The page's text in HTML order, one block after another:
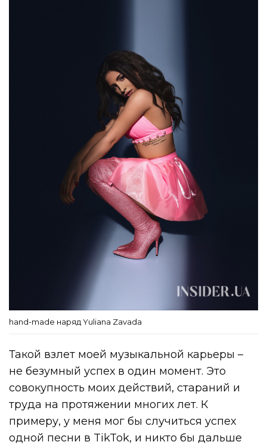
hand-made наряд Yuliana Zavada
Такой взлет моей музыкальной карьеры –
не безумный успех в один момент. Это
совокупность моих действий, стараний и
труда на протяжении многих лет. К
примеру, у меня мог бы случиться успех
одной песни в TikTok, и никто бы дальше